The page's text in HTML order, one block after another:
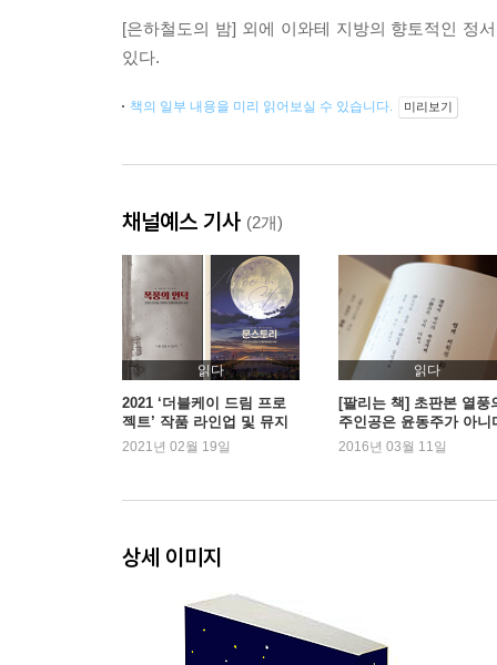
[은하철도의 밤] 외에 이와테 지방의 향토적인 정
있다.
책의 일부 내용을 미리 읽어보실 수 있습니다. 미리보기
채널예스 기사 (2개)
읽다
2021 ‘더블케이 드림 프로
젝트’ 작품 라인업 및 뮤지
컬 <문스토리> 캐스팅 공
2021년 02월 19일
읽다
[팔리는 책] 초판본 열풍
주인공은 윤동주가 아니
2016년 03월 11일
상세 이미지